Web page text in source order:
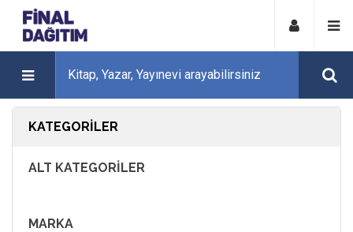
KATEGORILER
ALT KATEGORILER
MARKA